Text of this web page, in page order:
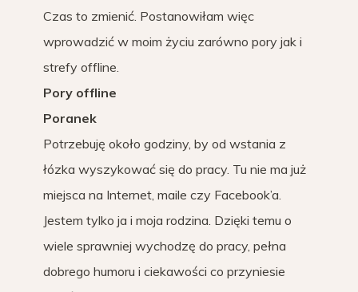
Czas to zmienić. Postanowiłam więc
wprowadzić w moim życiu zarówno pory jak i
strefy offline.
Pory offline
Poranek
Potrzebuję około godziny, by od wstania z
łózka wyszykować się do pracy. Tu nie ma już
miejsca na Internet, maile czy Facebook’a.
Jestem tylko ja i moja rodzina. Dzięki temu o
wiele sprawniej wychodzę do pracy, pełna
dobrego humoru i ciekawości co przyniesie